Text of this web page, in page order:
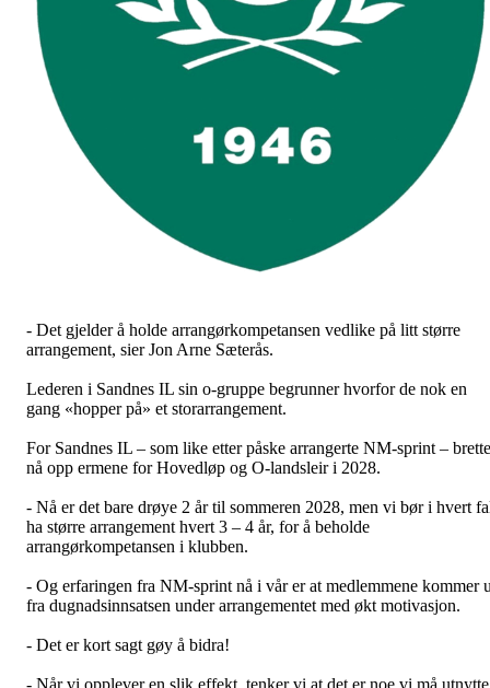
- Det gjelder å holde arrangørkompetansen vedlike på litt større
arrangement, sier Jon Arne Sæterås.
Lederen i Sandnes IL sin o-gruppe begrunner hvorfor de nok en
gang «hopper på» et storarrangement.
For Sandnes IL – som like etter påske arrangerte NM-sprint –
nå opp ermene for Hovedløp og O-landsleir i 2028.
- Nå er det bare drøye 2 år til sommeren 2028, men vi bør i hvert
ha større arrangement hvert 3 – 4 år, for å beholde
arrangørkompetansen i klubben.
- Og erfaringen fra NM-sprint nå i vår er at medlemmene kommer
fra dugnadsinnsatsen under arrangementet med økt motivasjon.
- Det er kort sagt gøy å bidra!